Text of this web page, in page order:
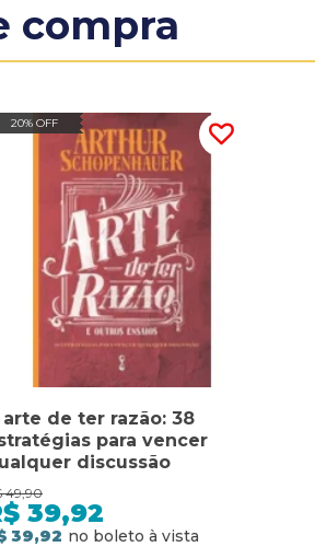
compra
20% OFF
arte de ter razão: 38
para vencer
discussão
49,90
39,92
39,92